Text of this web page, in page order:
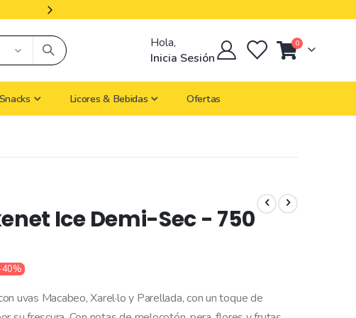
Hola,
Inicia Sesión
Cart
0artículos
Snacks Licores & Bebidas Ofertas
Ice Demi-Sec - 750
uvas Macabeo, Xarel·lo y Parellada, con un toque de